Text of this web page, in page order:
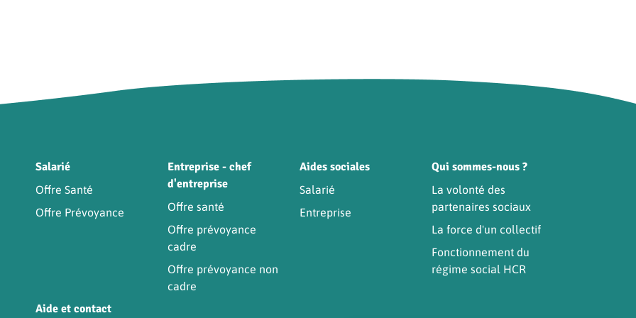
Salarié
Offre Santé
Offre Prévoyance
Entreprise - chef
d'entreprise
Offre santé
Offre prévoyance
cadre
Offre prévoyance non
cadre
Aides sociales
Salarié
Entreprise
Qui sommes-nous ?
La volonté des
partenaires sociaux
La force d'un collectif
Fonctionnement du
régime social HCR
Aide et contact